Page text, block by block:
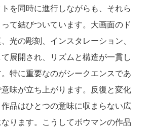
を同時に進行しながらも、それら
て結びついています。大画面のド
光の彫刻、インスタレーション、
展開され、リズムと構造が一貫し
特に重要なのがシークエンスであ
味が立ち上がります。反復と変化
品はひとつの意味に収まらない広
ります。こうしてボウマンの作品